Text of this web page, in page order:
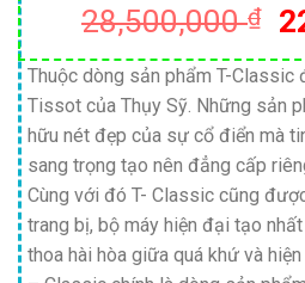
28,500,000₫
Thuộc dòng sản phẩm T-Classic
Tissot của Thụy Sỹ. Những sản
hữu nét đẹp của sự cổ điển mà
sang trọng tạo nên đẳng cấp
Cùng với đó T- Classic cũng
trang bị, bộ máy hiện đại tạo
thoa hài hòa giữa quá khứ và